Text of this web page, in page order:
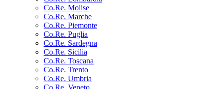
Co.Re. Molise
Co.Re. Marche
Co.Re. Piemonte
Co.Re. Puglia
Co.Re. Sardegna
Co.Re. Sicilia
Co.Re. Toscana
Co.Re. Trento
Co.Re. Umbria
Co.Re. Veneto